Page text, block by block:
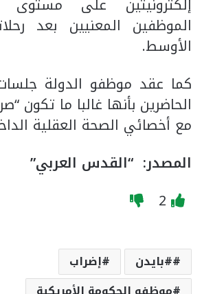
الموظفين المعنيين بعد
الأوسط.
كما عقد موظفو الدولة
الحاضرين بأنها غالبا ما تكون
مع أخصائي الصحة العقلية
المصدر: “القدس العربي”
2
#بايدن
إضراب